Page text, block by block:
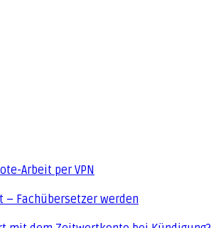
Arbeit per VPN
– Fachübersetzer werden